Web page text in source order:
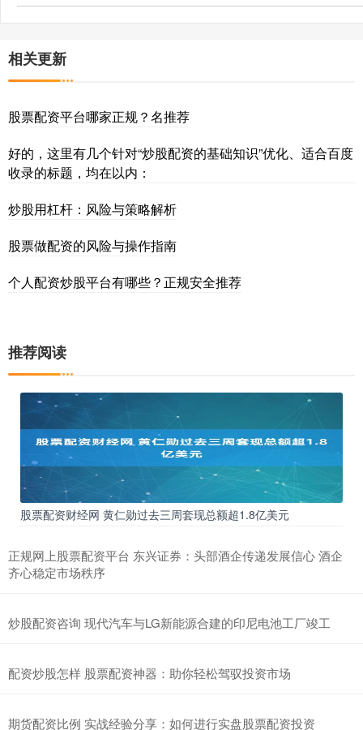
相关更新
股票配资平台哪家正规？名推荐
好的，这里有几个针对“炒股配资的基础知识”优化、适合百度
收录的标题，均在以内：
炒股用杠杆：风险与策略解析
股票做配资的风险与操作指南
个人配资炒股平台有哪些？正规安全推荐
推荐阅读
股票配资财经网 黄仁勋过去三周套现总额超1.8亿美元
正规网上股票配资平台 东兴证券：头部酒企传递发展信心 酒企
齐心稳定市场秩序
炒股配资咨询 现代汽车与LG新能源合建的印尼电池工厂竣工
配资炒股怎样 股票配资神器：助你轻松驾驭投资市场
期货配资比例 实战经验分享：如何进行实盘股票配资投资